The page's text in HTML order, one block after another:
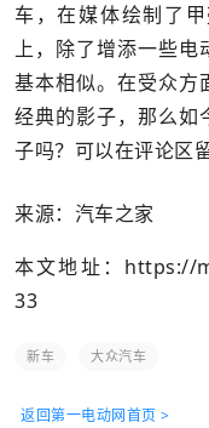
车，在媒体绘制了
上，除了增添一些电
基本相似。在受众方
经典的影子，那么如
子吗？可以在评论区
来源：汽车之家
本文地址： https://
33
新车 大众汽车
返回第一电动网首页 >